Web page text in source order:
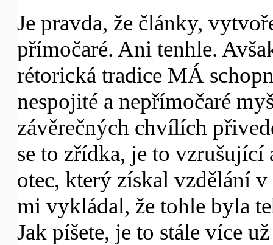
Je pravda, že články,
přímočaré. Ani tenhle.
rétorická tradice MÁ
nespojité a nepřímočaré
závěrečných chvílích
se to zřídka, je to
otec, který získal vzdělání
mi vykládal, že tohle byla
Jak píšete, je to stále více